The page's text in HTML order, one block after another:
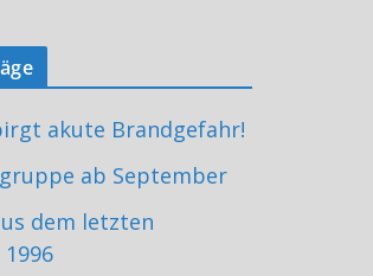
akute Brandgefahr!
ab September
dem letzten